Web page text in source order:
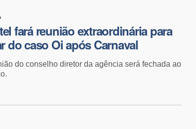
fará reunião extraordinária para
do caso Oi após Carnaval
do conselho diretor da agência será fechada ao